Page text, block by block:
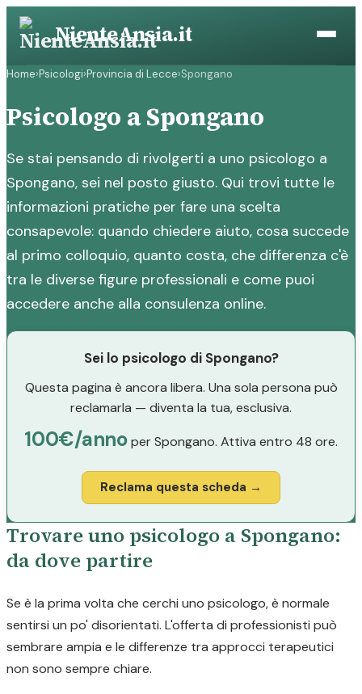
Vai
contenuto
NienteAnsia.it
Home›Psicologi›Provincia di Lecce›Spongano
Psicologo a Spongano
Se stai pensando di rivolgerti a uno psicologo a
Spongano, sei nel posto giusto. Qui trovi tutte le
informazioni pratiche per fare una scelta
consapevole: quando chiedere aiuto, cosa succede
al primo colloquio, quanto costa, che differenza c'è
tra le diverse figure professionali e come puoi
accedere anche alla consulenza online.
Sei lo psicologo di Spongano?
Questa pagina è ancora libera. Una sola persona può
reclamarla — diventa la tua, esclusiva.
100€/annoper Spongano. Attiva entro 48 ore.
Reclama questa scheda →
Trovare uno psicologo a Spongano:
da dove partire
Se è la prima volta che cerchi uno psicologo, è normale
sentirsi un po' disorientati. L'offerta di professionisti può
sembrare ampia e le differenze tra approcci terapeutici
non sono sempre chiare.